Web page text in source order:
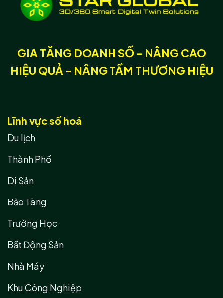
GIA TĂNG DOANH SỐ - NÂNG CAO
HIỆU QUẢ - NÂNG TẦM THƯƠNG HIỆU
Lĩnh vực số hoá
Du lịch
Thành Phố
Di Sản
Bảo Tàng
Trường Học
Bất Động Sản
Nhà Máy
Khu Công Nghiệp